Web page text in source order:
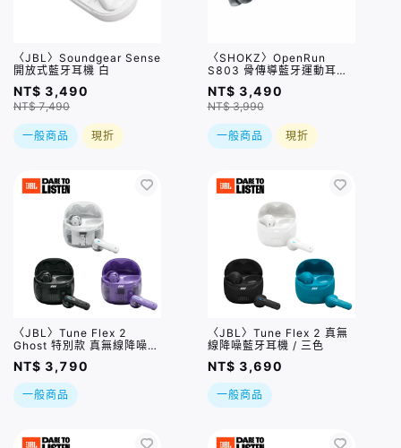
〈JBL〉Soundgear Sense
開放式藍牙耳機 白
NT$ 3,490
NT$ 7,490
一般商品 現折
〈SHOKZ〉OpenRun
S803 骨傳導藍牙運動耳機
曜石黑
NT$ 3,490
NT$ 3,990
一般商品 現折
〈JBL〉Tune Flex 2
Ghost 特別款 真無線降噪藍
牙耳機 / 三色
NT$ 3,790
一般商品
〈JBL〉Tune Flex 2 真無
線降噪藍牙耳機 / 三色
NT$ 3,690
一般商品